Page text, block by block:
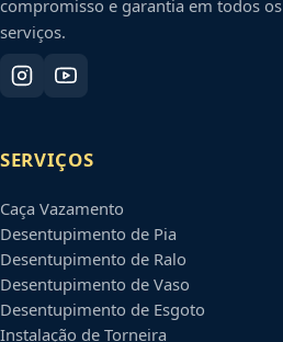
compromisso e garantia em todos os
serviços.
SERVIÇOS
Caça Vazamento
Desentupimento de Pia
Desentupimento de Ralo
Desentupimento de Vaso
Desentupimento de Esgoto
Instalação de Torneira